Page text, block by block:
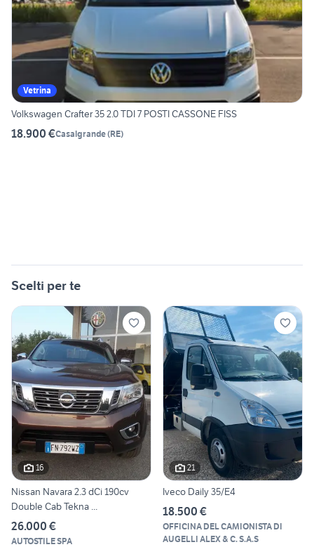
Vetrina
Volkswagen Crafter 35 2.0 TDI 7 POSTI CASSONE FISS
18.900 €Casalgrande(RE)
Scelti per te
16
Nissan Navara 2.3 dCi 190cv
Double Cab Tekna ...
26.000 €
AUTOSTILE SPA
21
Iveco Daily 35/E4
18.500 €
OFFICINA DEL CAMIONISTA DI
AUGELLI ALEX & C. S.A.S